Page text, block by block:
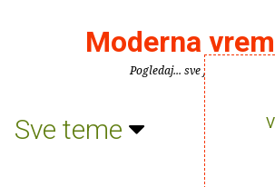
Moderna
Pogledaj... sve je puno knjiga.
Sve teme